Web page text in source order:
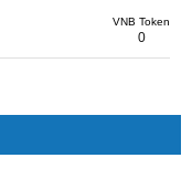
VNB Token
0